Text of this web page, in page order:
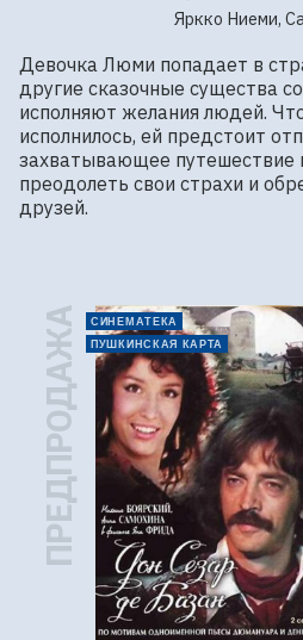
Яркко Ниеми,
Девочка Люми попадает в
другие сказочные существа
исполняют желания людей.
исполнилось, ей предстоит
захватывающее путешествие
преодолеть свои страхи и
друзей.
ПРЕДПРОДАЖА
СИНЕМАТЕКА
ПУШКИНСКАЯ КАРТА